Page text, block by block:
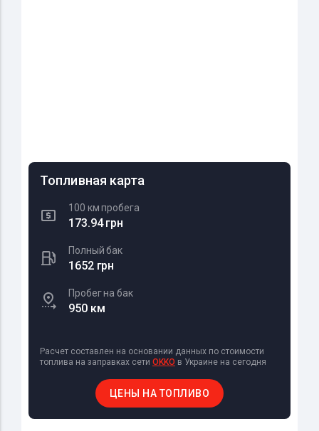
Топливная карта
100 км пробега
173.94 грн
Полный бак
1652 грн
Пробег на бак
950 км
Расчет составлен на основании данных по стоимости
топлива на заправках сети OKKO в Украине на сегодня
ЦЕНЫ НА ТОПЛИВО